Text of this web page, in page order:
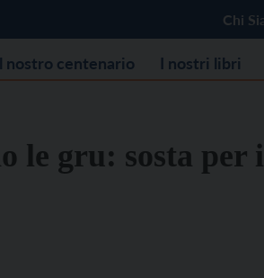
Chi
nostro centenario I nostri libri
le gru: sosta per